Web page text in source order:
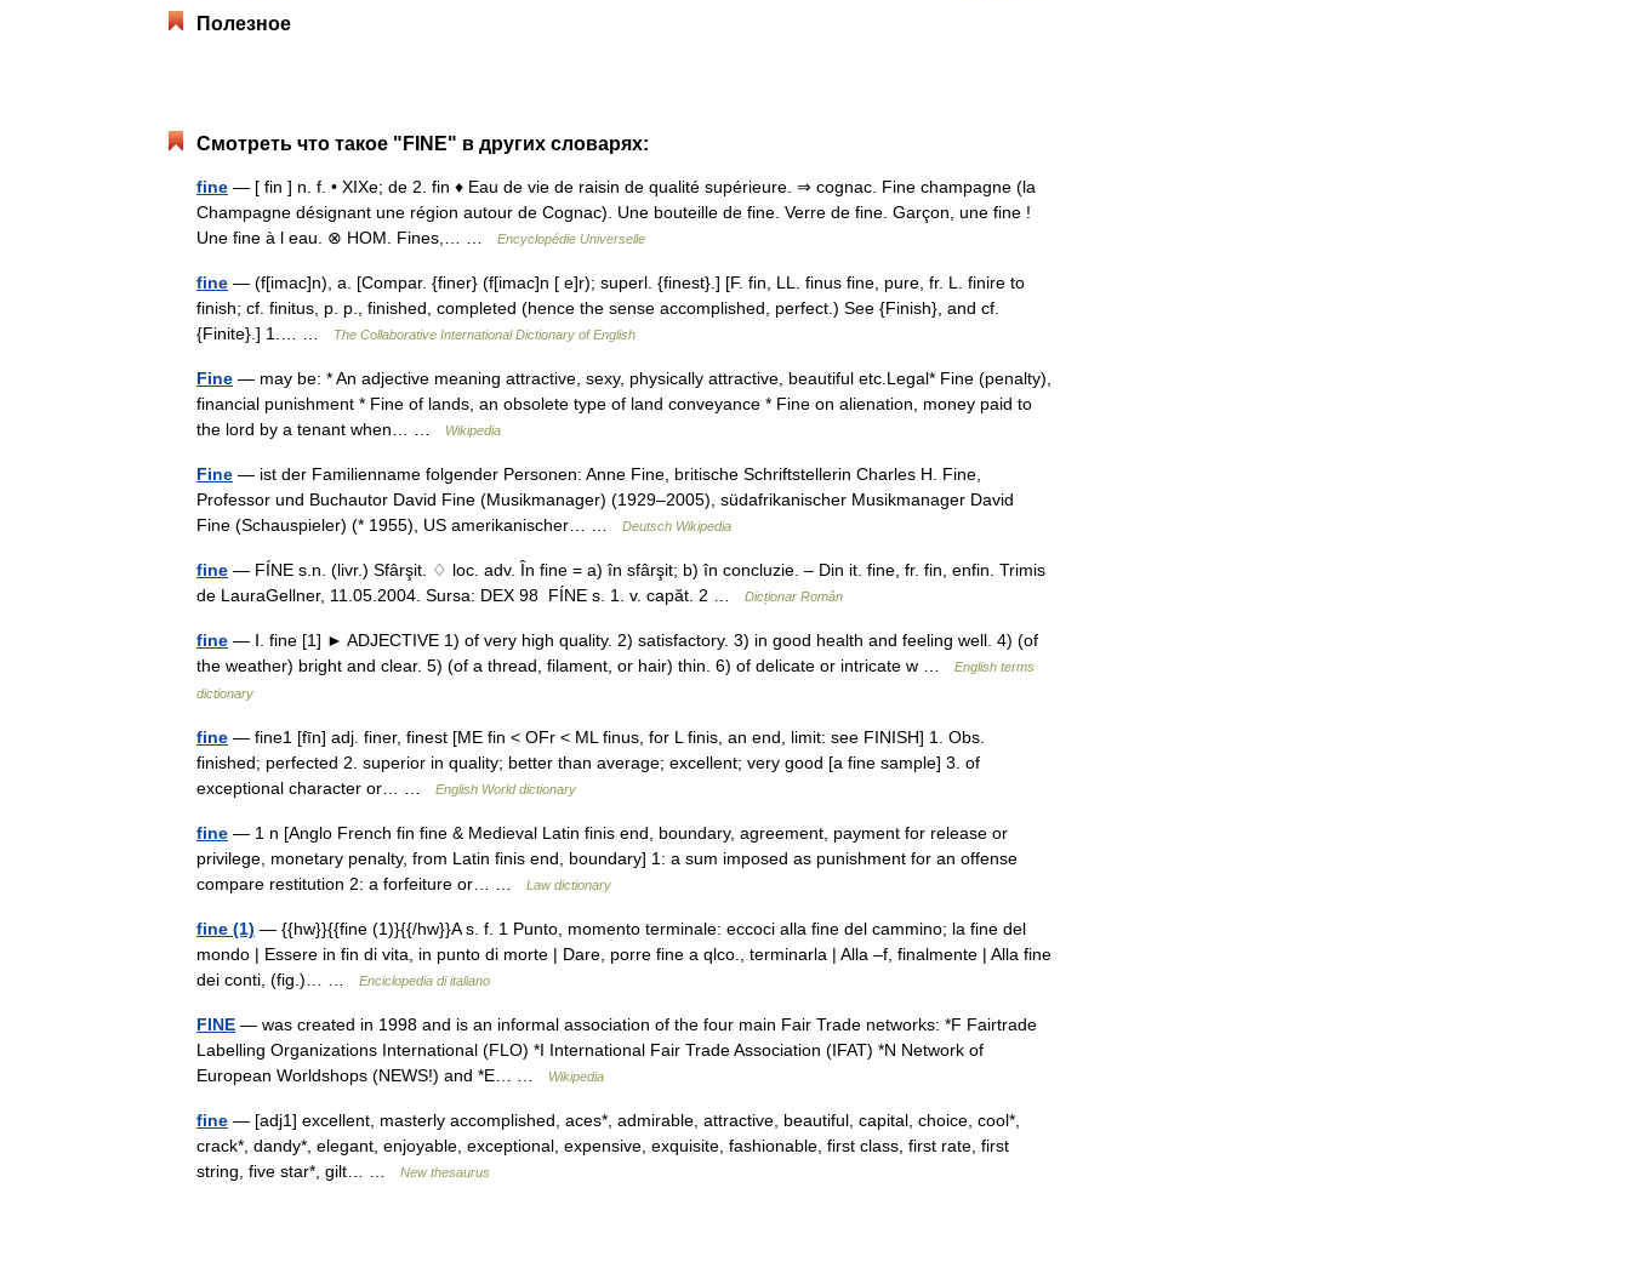
Полезное
Смотреть что такое "FINE" в других словарях:
fine — [ fin ] n. f. • XIXe; de 2. fin ♦ Eau de vie de raisin de qualité supérieure. ⇒ cognac. Fine champagne (la
Champagne désignant une région autour de Cognac). Une bouteille de fine. Verre de fine. Garçon, une fine !
Une fine à l eau. ⊗ HOM. Fines,… …
Encyclopédie Universelle
fine — (f[imac]n), a. [Compar. {finer} (f[imac]n [ e]r); superl. {finest}.] [F. fin, LL. finus fine, pure, fr. L. finire to
finish; cf. finitus, p. p., finished, completed (hence the sense accomplished, perfect.) See {Finish}, and cf.
{Finite}.] 1.… …
The Collaborative International Dictionary of English
Fine — may be: * An adjective meaning attractive, sexy, physically attractive, beautiful etc.Legal* Fine (penalty),
financial punishment * Fine of lands, an obsolete type of land conveyance * Fine on alienation, money paid to
the lord by a tenant when… …
Wikipedia
Fine — ist der Familienname folgender Personen: Anne Fine, britische Schriftstellerin Charles H. Fine,
Professor und Buchautor David Fine (Musikmanager) (1929–2005), südafrikanischer Musikmanager David
Fine (Schauspieler) (* 1955), US amerikanischer… …
Deutsch Wikipedia
fine — FÍNE s.n. (livr.) Sfârşit. ♢ loc. adv. În fine = a) în sfârşit; b) în concluzie. – Din it. fine, fr. fin, enfin. Trimis
de LauraGellner, 11.05.2004. Sursa: DEX 98 FÍNE s. 1. v. capăt. 2 …
Dicționar Român
fine — Ⅰ. fine [1] ► ADJECTIVE 1) of very high quality. 2) satisfactory. 3) in good health and feeling well. 4) (of
the weather) bright and clear. 5) (of a thread, filament, or hair) thin. 6) of delicate or intricate w …
English terms
dictionary
fine — fine1 [fīn] adj. finer, finest [ME fin < OFr < ML finus, for L finis, an end, limit: see FINISH] 1. Obs.
finished; perfected 2. superior in quality; better than average; excellent; very good [a fine sample] 3. of
exceptional character or… …
English World dictionary
fine — 1 n [Anglo French fin fine & Medieval Latin finis end, boundary, agreement, payment for release or
privilege, monetary penalty, from Latin finis end, boundary] 1: a sum imposed as punishment for an offense
compare restitution 2: a forfeiture or… …
Law dictionary
fine (1) — {{hw}}{{fine (1)}{{/hw}}A s. f. 1 Punto, momento terminale: eccoci alla fine del cammino; la fine del
mondo | Essere in fin di vita, in punto di morte | Dare, porre fine a qlco., terminarla | Alla –f, finalmente | Alla fine
dei conti, (fig.)… …
Enciclopedia di italiano
FINE — was created in 1998 and is an informal association of the four main Fair Trade networks: *F Fairtrade
Labelling Organizations International (FLO) *I International Fair Trade Association (IFAT) *N Network of
European Worldshops (NEWS!) and *E… …
Wikipedia
fine — [adj1] excellent, masterly accomplished, aces*, admirable, attractive, beautiful, capital, choice, cool*,
crack*, dandy*, elegant, enjoyable, exceptional, expensive, exquisite, fashionable, first class, first rate, first
string, five star*, gilt… …
New thesaurus